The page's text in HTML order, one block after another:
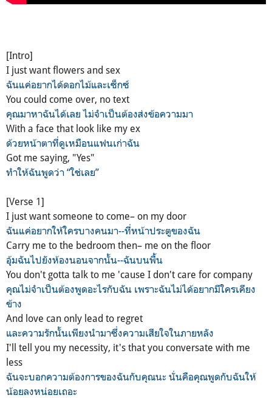
[Intro]
I just want flowers and sex
ฉันแค่อยากได้ดอกไม้และเซ็กซ์
You could come over, no text
คุณมาหาฉันได้เลย ไม่จำเป็นต้องส่งข้อความมา
With a face that look like my ex
ด้วยหน้าตาที่ดูเหมือนแฟนเก่าฉัน
Got me saying, "Yes"
ทำให้ฉันพูดว่า “ใช่เลย”
[Verse 1]
I just want someone to come– on my door
ฉันแค่อยากให้ใครบางคนมา--ที่หน้าประตูของฉัน
Carry me to the bedroom then– me on the floor
อุ้มฉันไปยังห้องนอนจากนั้น--ฉันบนพื้น
You don't gotta talk to me 'cause I don't care for company
คุณไม่จำเป็นต้องพูดอะไรกับฉัน เพราะฉันไม่ได้อยากมีใครเคียง
ข้าง
And love can only lead to regret
และความรักนั้นเพียงนำมาซึ่งความเสียใจในภายหลัง
I'll tell you my necessity, it's that you conversate with me
less
ฉันจะบอกความต้องการของฉันกับคุณนะ นั่นคือคุณพูดกับฉันให้
น้อยลงหน่อยเถอะ